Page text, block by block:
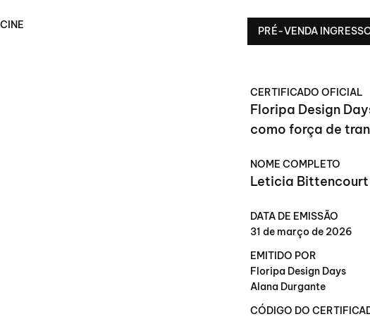
PRÉ-VENDA
CERTIFICADO OFICIAL
Floripa Design
como força de
NOME COMPLETO
Leticia
DATA DE EMISSÃO
31 de março de 2026
EMITIDO POR
Floripa Design Days
Alana Durgante
CÓDIGO DO